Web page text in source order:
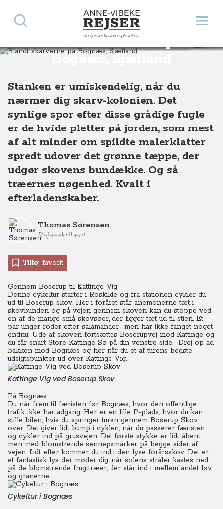
Anne-Vibeke Rejser
din genvej til store oplevelser
Åbn
Søg
Blandt skarverne på
Bognæs, Sjælland
Destinationer Europa Danmark Blandt skarverne på Bognæs, Sjælland
Stanken er umiskendelig, når du
nærmer dig skarv-kolonien. Det
synlige spor efter disse grådige fugle
er de hvide pletter på jorden, som mest
af alt minder om spildte malerklatter
spredt udover det grønne tæppe, der
udgør skovens bundække. Og så
træernes nøgenhed. Kvalt i
efterladenskaber.
Thomas Sørensen
Rejseskribent
Tilføj favorit
Gennem Boserup til Kattinge Vig
Denne cykeltur starter i Roskilde og fra stationen cykler du
ud til Boserup skov. Her i foråret står anemonerne tæt i
skovbunden og på vejen gennem skoven kan du stoppe ved
en af de mange små skovsøer, der ligger tæt ud til stien. Et
par unger roder efter salamander- men har ikke fanget noget
endnu! Ude af skoven fortsættes Boserupvej mod Kattinge og
du får snart Store Kattinge Sø på din venstre side. Drej op ad
bakken mod Bognæs og her når du et af turens bedste
udsigtspunkter ud over Kattinge Vig.
Kattinge Vig ved Boserup Skov
På Bognæs
Du når frem til færisten før Bognæs, hvor den offentlige
trafik ikke har adgang. Her er en lille P-plads, hvor du kan
stille bilen, hvis du springer turen gennem Boserup Skov
over. Det giver lidt bump i cyklen, når du passerer færisten
og cykler ind på grusvejen. Det første stykke er lidt åbent,
men med blomstrende sennepsmarker på begge sider af
vejen. Lidt efter kommer du ind i den lyse forårsskov. Det er
et fantastisk lys der møder dig, når solens stråler kastes ned
på de blomstrende frugttræer, der står ind i mellem andet løv
og granerne.
Cykeltur i Bognæs